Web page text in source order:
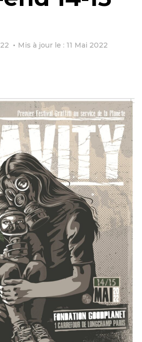
Mis à jour le : 11 Mai 2022
SUR FACEBOOK
SUR LINKEDIN